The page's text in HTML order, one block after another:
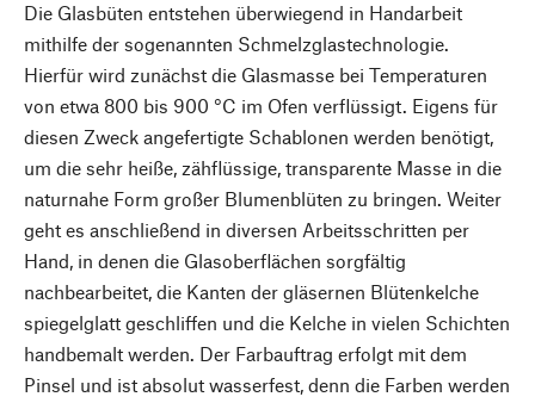
Die Glasbüten entstehen überwiegend in Handarbeit
mithilfe der sogenannten Schmelzglastechnologie.
Hierfür wird zunächst die Glasmasse bei Temperaturen
von etwa 800 bis 900 °C im Ofen verflüssigt. Eigens für
diesen Zweck angefertigte Schablonen werden benötigt,
um die sehr heiße, zähflüssige, transparente Masse in die
naturnahe Form großer Blumenblüten zu bringen. Weiter
geht es anschließend in diversen Arbeitsschritten per
Hand, in denen die Glasoberflächen sorgfältig
nachbearbeitet, die Kanten der gläsernen Blütenkelche
spiegelglatt geschliffen und die Kelche in vielen Schichten
handbemalt werden. Der Farbauftrag erfolgt mit dem
Pinsel und ist absolut wasserfest, denn die Farben werden